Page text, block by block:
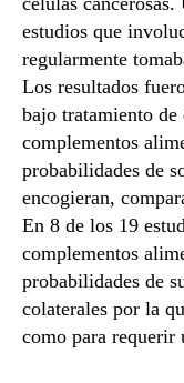
estudios que
regularmente
Los resultados
bajo tratamiento
complementos
probabilidades de
encogieran,
En 8 de los 19
complementos
probabilidades de
colaterales por la
como para requerir